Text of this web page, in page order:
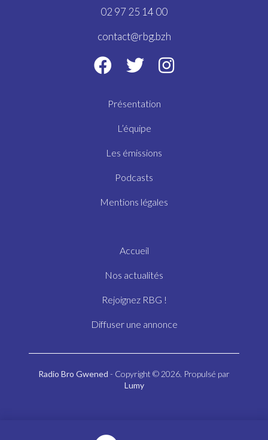
02 97 25 14 00
contact@rbg.bzh
Présentation
L’équipe
Les émissions
Podcasts
Mentions légales
Accueil
Nos actualités
Rejoignez RBG !
Diffuser une annonce
Radio Bro Gwened - Copyright © 2026. Propulsé par
Lumy